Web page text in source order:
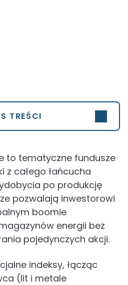
TREŚCI
to tematyczne fundusze
z całego łańcucha
po produkcję
pozwalają inwestorowi
boomie
energii bez
pojedynczych akcji.
indeksy, łącząc
(lit i metale